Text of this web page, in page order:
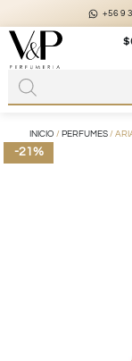
+56 9
$
INICIO / PERFUMES/
-21%